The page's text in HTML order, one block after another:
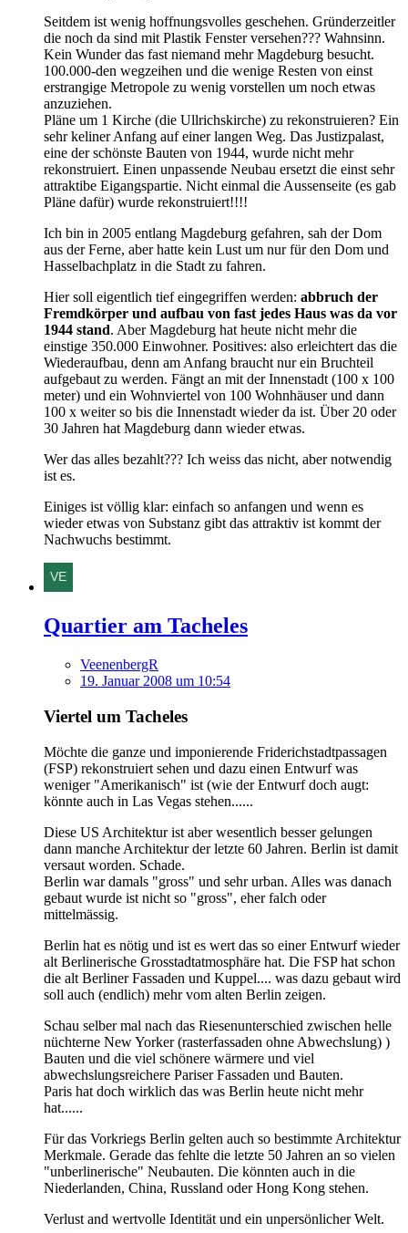
Seitdem ist wenig hoffnungsvolles geschehen. Gründerzeitler
die noch da sind mit Plastik Fenster versehen??? Wahnsinn.
Kein Wunder das fast niemand mehr Magdeburg besucht.
100.000-den wegzeihen und die wenige Resten von einst
erstrangige Metropole zu wenig vorstellen um noch etwas
anzuziehen.
Pläne um 1 Kirche (die Ullrichskirche) zu rekonstruieren? Ein
sehr keliner Anfang auf einer langen Weg. Das Justizpalast,
eine der schönste Bauten von 1944, wurde nicht mehr
rekonstruiert. Einen unpassende Neubau ersetzt die einst sehr
attraktibe Eigangspartie. Nicht einmal die Aussenseite (es gab
Pläne dafür) wurde rekonstruiert!!!!
Ich bin in 2005 entlang Magdeburg gefahren, sah der Dom
aus der Ferne, aber hatte kein Lust um nur für den Dom und
Hasselbachplatz in die Stadt zu fahren.
Hier soll eigentlich tief eingegriffen werden: abbruch der
Fremdkörper und aufbau von fast jedes Haus was da vor
1944 stand. Aber Magdeburg hat heute nicht mehr die
einstige 350.000 Einwohner. Positives: also erleichtert das die
Wiederaufbau, denn am Anfang braucht nur ein Bruchteil
aufgebaut zu werden. Fängt an mit der Innenstadt (100 x 100
meter) und ein Wohnviertel von 100 Wohnhäuser und dann
100 x weiter so bis die Innenstadt wieder da ist. Über 20 oder
30 Jahren hat Magdeburg dann wieder etwas.
Wer das alles bezahlt??? Ich weiss das nicht, aber notwendig
ist es.
Einiges ist völlig klar: einfach so anfangen und wenn es
wieder etwas von Substanz gibt das attraktiv ist kommt der
Nachwuchs bestimmt.
Quartier am Tacheles
VeenenbergR
19. Januar 2008 um 10:54
Viertel um Tacheles
Möchte die ganze und imponierende Friderichstadtpassagen
(FSP) rekonstruiert sehen und dazu einen Entwurf was
weniger "Amerikanisch" ist (wie der Entwurf doch augt:
könnte auch in Las Vegas stehen......
Diese US Architektur ist aber wesentlich besser gelungen
dann manche Architektur der letzte 60 Jahren. Berlin ist damit
versaut worden. Schade.
Berlin war damals "gross" und sehr urban. Alles was danach
gebaut wurde ist nicht so "gross", eher falch oder
mittelmässig.
Berlin hat es nötig und ist es wert das so einer Entwurf wieder
alt Berlinerische Grosstadtatmosphäre hat. Die FSP hat schon
die alt Berliner Fassaden und Kuppel.... was dazu gebaut wird
soll auch (endlich) mehr vom alten Berlin zeigen.
Schau selber mal nach das Riesenunterschied zwischen helle
nüchterne New Yorker (rasterfassaden ohne Abwechslung) )
Bauten und die viel schönere wärmere und viel
abwechslungsreichere Pariser Fassaden und Bauten.
Paris hat doch wirklich das was Berlin heute nicht mehr
hat......
Für das Vorkriegs Berlin gelten auch so bestimmte Architektur
Merkmale. Gerade das fehlte die letzte 50 Jahren an so vielen
"unberlinerische" Neubauten. Die könnten auch in die
Niederlanden, China, Russland oder Hong Kong stehen.
Verlust and wertvolle Identität und ein unpersönlicher Welt.